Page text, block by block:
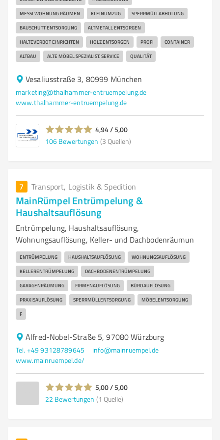
MESSI WOHNUNG RÄUMEN KLEINUMZUG SPERRMÜLLABHOLUNG
BAUSCHUTT ENTSORGUNG ALTMETALL ENTSORGEN
HALTEVERBOT EINRICHTEN HOLZ ENTSORGEN PROFI CONTAINER
ALTBAU ALTE MÖBEL SPEZIALIST. SERVICE QUALITÄT
Vesaliusstraße 3, 80999 München
marketing@thalhammer-entruempelung.de
www.thalhammer-entruempelung.de
4,94 / 5,00
106 Bewertungen (3 Quellen)
7 Transport, Logistik & Spedition
MainRümpel Entrümpelung &
Haushaltsauflösung
Entrümpelung, Haushaltsauflösung,
Wohnungsauflösung, Keller- und Dachbodenräumun
ENTRÜMPELUNG HAUSHALTSAUFLÖSUNG WOHNUNGSAUFLÖSUNG
KELLERENTRÜMPELUNG DACHBODENENTRÜMPELUNG
GARAGENRÄUMUNG FIRMENAUFLÖSUNG BÜROAUFLÖSUNG
PRAXISAUFLÖSUNG SPERRMÜLLENTSORGUNG MÖBELENTSORGUNG
F
Alfred-Nobel-Straße 5, 97080 Würzburg
Tel. +49 93128789645
info@mainruempel.de
www.mainruempel.de/
5,00 / 5,00
22 Bewertungen (1 Quelle)